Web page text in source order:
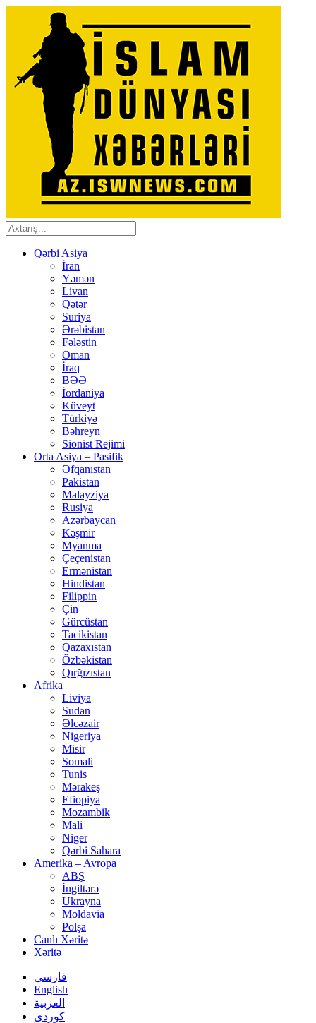
Qərbi Asiya
İran
Yəmən
Livan
Qətər
Suriya
Ərəbistan
Fələstin
Oman
İraq
BƏƏ
İordaniya
Küveyt
Türkiyə
Bəhreyn
Sionist Rejimi
Orta Asiya – Pasifik
Əfqanıstan
Pakistan
Malayziya
Rusiya
Azərbaycan
Kəşmir
Myanma
Çeçenistan
Ermənistan
Hindistan
Filippin
Çin
Gürcüstan
Tacikistan
Qazaxıstan
Özbəkistan
Qırğızıstan
Afrika
Liviya
Sudan
Əlcəzair
Nigeriya
Misir
Somali
Tunis
Mərakeş
Efiopiya
Mozambik
Mali
Niger
Qərbi Sahara
Amerika – Avropa
ABŞ
İngiltərə
Ukrayna
Moldavia
Polşa
Canlı Xəritə
Xəritə
فارسی
English
العربیة
کوردی